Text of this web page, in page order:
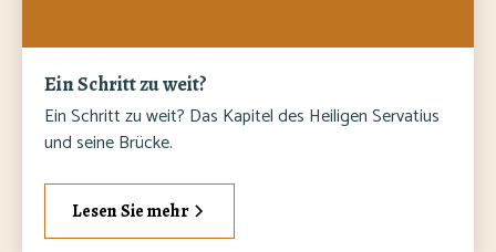
Ein Schritt zu weit?
Ein Schritt zu weit? Das Kapitel des Heiligen Servatius
und seine Brücke.
Lesen Sie mehr